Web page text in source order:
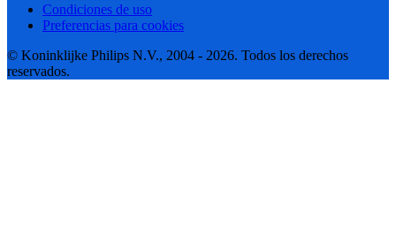
Condiciones de uso
Preferencias para cookies
© Koninklijke Philips N.V., 2004 - 2026. Todos los derechos
reservados.